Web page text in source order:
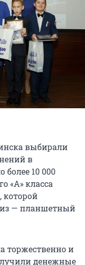
выбирали
в
более 10 000
«А» класса
— планшетный
торжественно и
денежные